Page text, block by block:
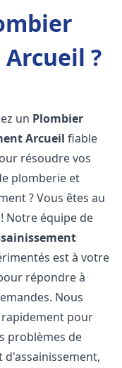
?
un Plombier
Arcueil fiable
résoudre vos
plomberie et
? Vous êtes au
Notre équipe de
est à votre
répondre à
Nous
pour
problèmes de
d'assainissement,